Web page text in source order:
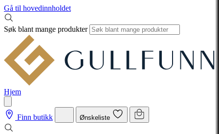
Gå til hovedinnholdet
Søk blant mange produkter
Hjem
Finn butikk Ønskeliste